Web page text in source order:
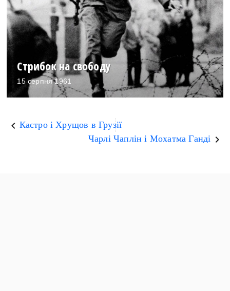
Стрибок на свободу
15 серпня 1961
keyboard_arrow_left Кастро і Хрущов в Грузії
Чарлі Чаплін і Мохатма Ганді keyboard_arrow_right